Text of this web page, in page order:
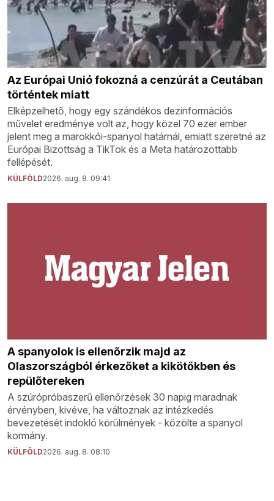
Az Európai Unió fokozná a cenzúrát a Ceutában
történtek miatt
Elképzelhető, hogy egy szándékos dezinformációs
művelet eredménye volt az, hogy közel 70 ezer ember
jelent meg a marokkói-spanyol határnál, emiatt szeretné az
Európai Bizottság a TikTok és a Meta határozottabb
fellépését.
KÜLFÖLD2026. aug. 8. 09:41
A spanyolok is ellenőrzik majd az
Olaszországból érkezőket a kikötőkben és
repülőtereken
A szúrópróbaszerű ellenőrzések 30 napig maradnak
érvényben, kivéve, ha változnak az intézkedés
bevezetését indokló körülmények - közölte a spanyol
kormány.
KÜLFÖLD2026. aug. 8. 08:10